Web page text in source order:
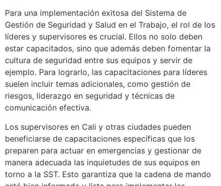
Para una implementación exitosa del Sistema de
Gestión de Seguridad y Salud en el Trabajo, el rol de los
líderes y supervisores es crucial. Ellos no solo deben
estar capacitados, sino que además deben fomentar la
cultura de seguridad entre sus equipos y servir de
ejemplo. Para lograrlo, las capacitaciones para líderes
suelen incluir temas adicionales, como gestión de
riesgos, liderazgo en seguridad y técnicas de
comunicación efectiva.
Los supervisores en Cali y otras ciudades pueden
beneficiarse de capacitaciones específicas que los
preparen para actuar en emergencias y gestionar de
manera adecuada las inquietudes de sus equipos en
torno a la SST. Esto garantiza que la cadena de mando